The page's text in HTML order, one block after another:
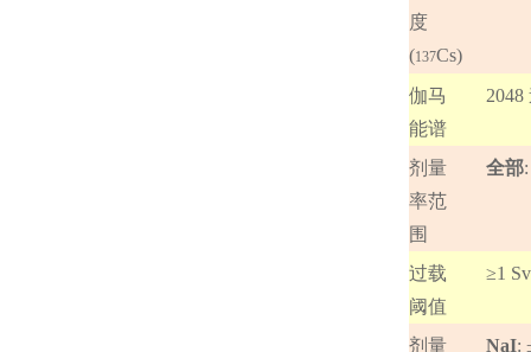
度
(137Cs)
伽马
能谱
2048
剂量
率范
围
全部
过载
阈值
≥1
剂量 NaI: